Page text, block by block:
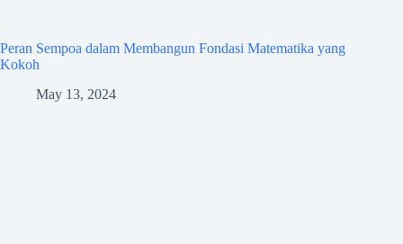
Peran Sempoa dalam Membangun Fondasi Matematika yang
Kokoh
May 13, 2024